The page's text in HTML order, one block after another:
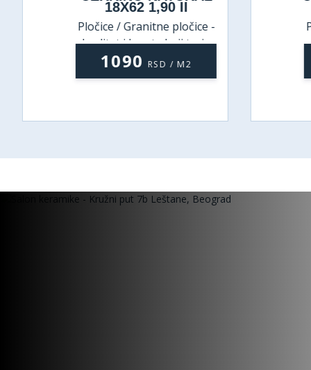
18X62 1,90 II
Pločice / Granitne pločice -
kvalitet i lepota koji traju
1090 RSD / M2